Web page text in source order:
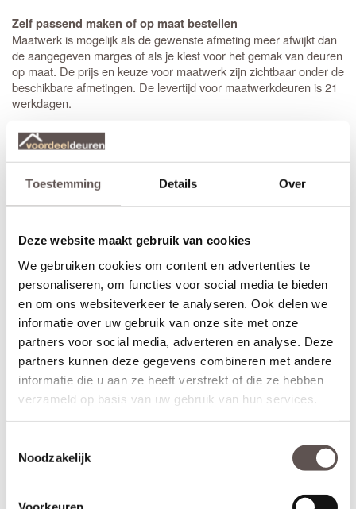
Toestemming Details Over
Deze website maakt gebruik van cookies
We gebruiken cookies om content en advertenties te
personaliseren, om functies voor social media te bieden
en om ons websiteverkeer te analyseren. Ook delen we
informatie over uw gebruik van onze site met onze
partners voor social media, adverteren en analyse. Deze
partners kunnen deze gegevens combineren met andere
informatie die u aan ze heeft verstrekt of die ze hebben
verzameld op basis van uw gebruik van hun services.
Noodzakelijk
Zelf passend maken of op maat bestellen
Maatwerk is mogelijk als de gewenste afmeting meer afwijkt dan
de aangegeven marges of als je kiest voor het gemak van deuren
op maat. De prijs en keuze voor maatwerk zijn zichtbaar onder de
beschikbare afmetingen. De levertijd voor maatwerkdeuren is 21
werkdagen.
Extra bewerkingen toevoegen
Op bestelling kan Weekamp een
een 3-puntsluiting of een valdorpel in de deur frezen. De hoogte
van een slotgat of 3-puntsluiting wordt op een standaard hoogte
overzicht.
* Sleutelbediende 3-puntsluiting
(voordeur)
Geschikt voor buitendeuren waarbij aan de buitenzijde van een
deur eendeurknopwordt gemonteerd en aan de binnenzijde een
deurkruk. Sleutelbediende sloten worden meestal geplaatst op
eenvoordeur. De infrezing in de deur wordt beschermd met
grondverf en de 3-puntsluiting gemonteerd.
* Krukbediende 3-puntsluiting(achterdeur)
Geschikt voor buitendeuren waarbij aan de buitenzijde en
binnenzijde eendeurkrukwordt gemonteerd. Krukbediende
balkondeur. De infrezing in de deur wordt beschermd met
grondverf en de 3-puntsluiting gemonteerd.
Montage van voordeuren